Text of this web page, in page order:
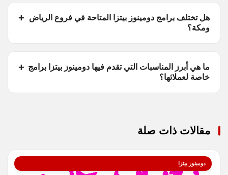
هل تختلف برامج دومينوز بيتزا المتاحة في فروع الرياض
ومكة؟
ما هي أبرز المناسبات التي تقدم فيها دومينوز بيتزا برامج
خاصة لعملائها؟
مقالات ذات صلة
دومينوز بيتزا